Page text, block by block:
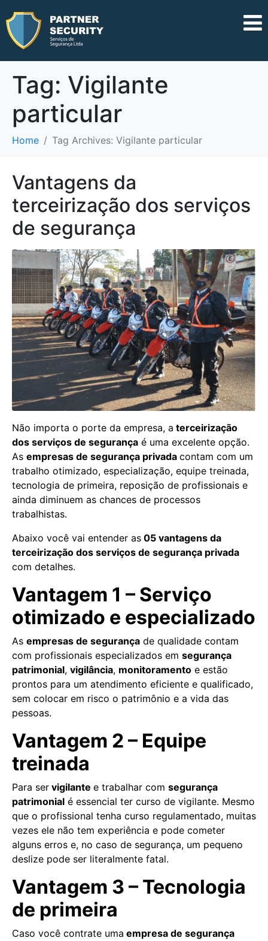
Tag: Vigilante
particular
Home Tag Archives: Vigilante particular
Vantagens da
terceirização dos serviços
de segurança
Não importa o porte da empresa, a terceirização
dos serviços de segurança é uma excelente opção.
As empresas de segurança privada contam com um
trabalho otimizado, especialização, equipe treinada,
tecnologia de primeira, reposição de profissionais e
ainda diminuem as chances de processos
trabalhistas.
Abaixo você vai entender as 05 vantagens da
terceirização dos serviços de segurança privada
com detalhes.
Vantagem 1 – Serviço
otimizado e especializado
As empresas de segurança de qualidade contam
com profissionais especializados em segurança
patrimonial, vigilância, monitoramento e estão
prontos para um atendimento eficiente e qualificado,
sem colocar em risco o patrimônio e a vida das
pessoas.
Vantagem 2 – Equipe
treinada
Para ser vigilante e trabalhar com segurança
patrimonial é essencial ter curso de vigilante. Mesmo
que o profissional tenha curso regulamentado, muitas
vezes ele não tem experiência e pode cometer
alguns erros e, no caso de segurança, um pequeno
deslize pode ser literalmente fatal.
Vantagem 3 – Tecnologia
de primeira
Caso você contrate uma empresa de segurança